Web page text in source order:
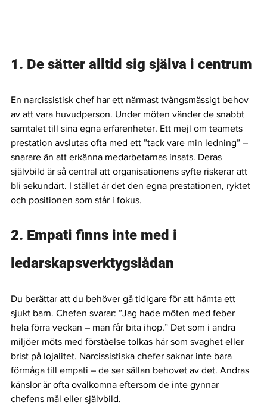
1. De sätter alltid sig själva i centrum
En narcissistisk chef har ett närmast tvångsmässigt behov
av att vara huvudperson. Under möten vänder de snabbt
samtalet till sina egna erfarenheter. Ett mejl om teamets
prestation avslutas ofta med ett ”tack vare min ledning” –
snarare än att erkänna medarbetarnas insats. Deras
självbild är så central att organisationens syfte riskerar att
bli sekundärt. I stället är det den egna prestationen, ryktet
och positionen som står i fokus.
2. Empati finns inte med i
ledarskapsverktygslådan
Du berättar att du behöver gå tidigare för att hämta ett
sjukt barn. Chefen svarar: ”Jag hade möten med feber
hela förra veckan – man får bita ihop.” Det som i andra
miljöer möts med förståelse tolkas här som svaghet eller
brist på lojalitet. Narcissistiska chefer saknar inte bara
förmåga till empati – de ser sällan behovet av det. Andras
känslor är ofta ovälkomna eftersom de inte gynnar
chefens mål eller självbild.